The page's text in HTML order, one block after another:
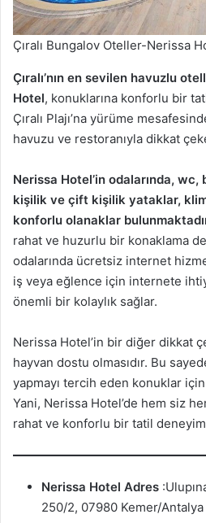
Çıralı Bungalov Oteller-Nerissa
Çıralı’nın en sevilen havuzlu
Hotel, konuklarına konforlu bir
Çıralı Plajı’na yürüme
havuzu ve restoranıyla dikkat
Nerissa Hotel’in odalarında, wc,
kişilik ve çift kişilik yataklar,
konforlu olanaklar
rahat ve huzurlu bir konaklama
odalarında ücretsiz internet
iş veya eğlence için internete
önemli bir kolaylık sağlar.
Nerissa Hotel’in bir diğer dikkat
hayvan dostu olmasıdır. Bu
yapmayı tercih eden konuklar
Yani, Nerissa Hotel’de hem siz
rahat ve konforlu bir tatil
Nerissa Hotel Adres
250/2, 07980 Kemer/Antalya